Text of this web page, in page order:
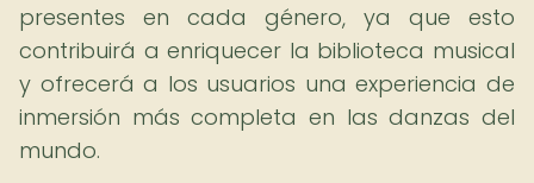
presentes en cada género, ya que esto
contribuirá a enriquecer la biblioteca musical
y ofrecerá a los usuarios una experiencia de
inmersión más completa en las danzas del
mundo.